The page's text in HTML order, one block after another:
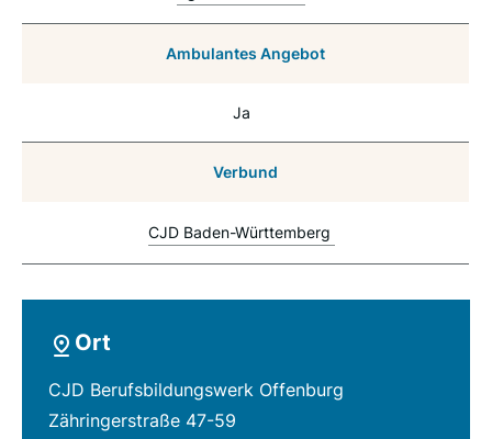
Ambulantes Angebot
Ja
Verbund
CJD Baden-Württemberg
Ort
CJD Berufsbildungswerk Offenburg
Zähringerstraße 47-59